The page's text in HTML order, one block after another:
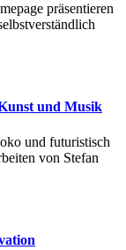
präsentieren
und Musik
und futuristisch
von Stefan